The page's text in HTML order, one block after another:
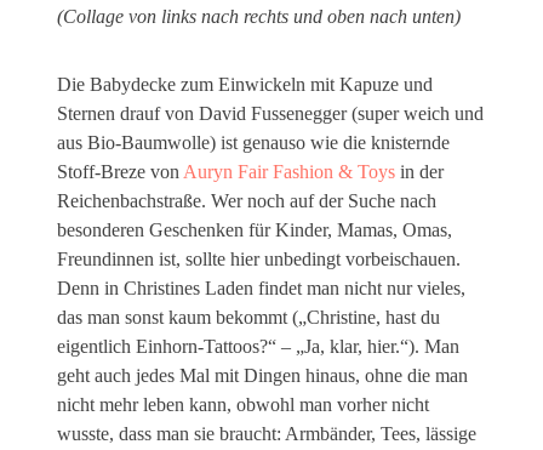
(Collage von links nach rechts und oben nach unten)
Die Babydecke zum Einwickeln mit Kapuze und
Sternen drauf von David Fussenegger (super weich und
aus Bio-Baumwolle) ist genauso wie die knisternde
Stoff-Breze von Auryn Fair Fashion & Toys in der
Reichenbachstraße. Wer noch auf der Suche nach
besonderen Geschenken für Kinder, Mamas, Omas,
Freundinnen ist, sollte hier unbedingt vorbeischauen.
Denn in Christines Laden findet man nicht nur vieles,
das man sonst kaum bekommt („Christine, hast du
eigentlich Einhorn-Tattoos?“ – „Ja, klar, hier.“). Man
geht auch jedes Mal mit Dingen hinaus, ohne die man
nicht mehr leben kann, obwohl man vorher nicht
wusste, dass man sie braucht: Armbänder, Tees, lässige